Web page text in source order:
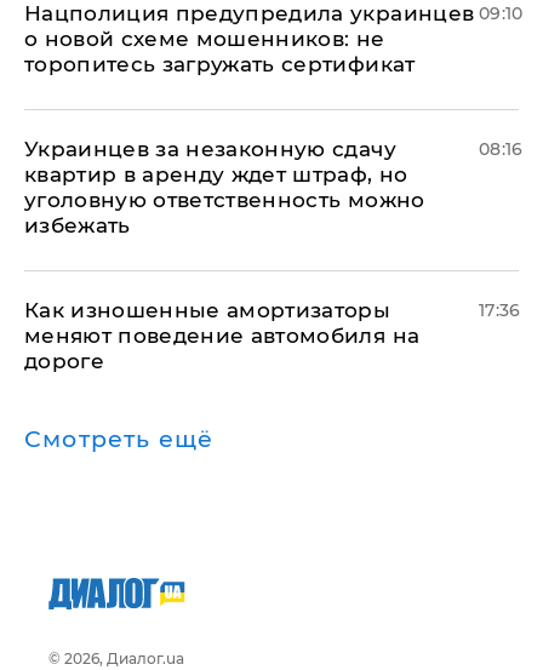
Нацполиция предупредила украинцев
о новой схеме мошенников: не
торопитесь загружать сертификат
09:10
Украинцев за незаконную сдачу
квартир в аренду ждет штраф, но
уголовную ответственность можно
избежать
08:16
Как изношенные амортизаторы
меняют поведение автомобиля на
дороге
17:36
Смотреть ещё
© 2026, Диалог.ua